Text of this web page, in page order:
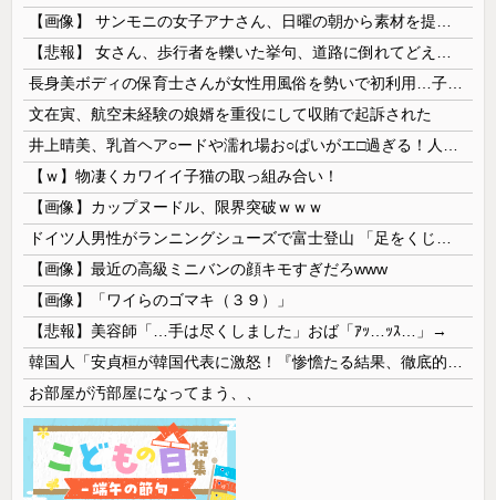
文在寅、航空未経験の娘婿を重役にして収賄で起訴された
【ｗ】物凄くカワイイ子猫の取っ組み合い！
【画像】カップヌードル、限界突破ｗｗｗ
【画像】最近の高級ミニバンの顔キモすぎだろwww
【画像】「ワイらのゴマキ（３９）」
【悲報】美容師「…手は尽くしました」おば「ｱｯ…ｯｽ…」→
お部屋が汚部屋になってまう、、